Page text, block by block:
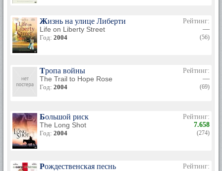
Жизнь на улице Либерти
Life on Liberty Street
Год: 2004
Рейтинг:
—
(56)
Тропа войны
The Trail to Hope Rose
Год: 2004
Рейтинг:
—
(69)
Большой риск
The Long Shot
Год: 2004
Рейтинг:
7.658
(274)
Рождественская песнь
Рейтинг: